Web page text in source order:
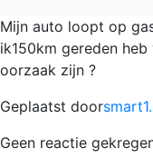
Mijn auto loopt op
ik150km gereden
oorzaak zijn ?
Geplaatst door
Geen reactie